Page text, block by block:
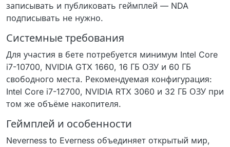
записывать и публиковать геймплей — NDA
подписывать не нужно.
Системные требования
Для участия в бете потребуется минимум Intel Core
i7-10700, NVIDIA GTX 1660, 16 ГБ ОЗУ и 60 ГБ
свободного места. Рекомендуемая конфигурация:
Intel Core i7-12700, NVIDIA RTX 3060 и 32 ГБ ОЗУ при
том же объёме накопителя.
Геймплей и особенности
Neverness to Everness объединяет открытый мир,